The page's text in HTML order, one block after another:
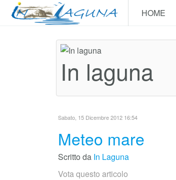
HOME
In laguna
Sabato, 15 Dicembre 2012 16:54
Meteo mare
Scritto da In Laguna
Vota questo articolo